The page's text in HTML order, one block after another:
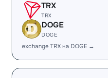
TRX
TRX
DOGE
DOGE
exchange TRX на DOGE →